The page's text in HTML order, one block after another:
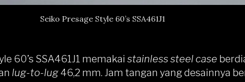
Seiko Presage Style 60’s SSA461J1
60’s SSA461J1 memakai stainless steel case
lug-to-lug 46,2 mm. Jam tangan yang desainnya